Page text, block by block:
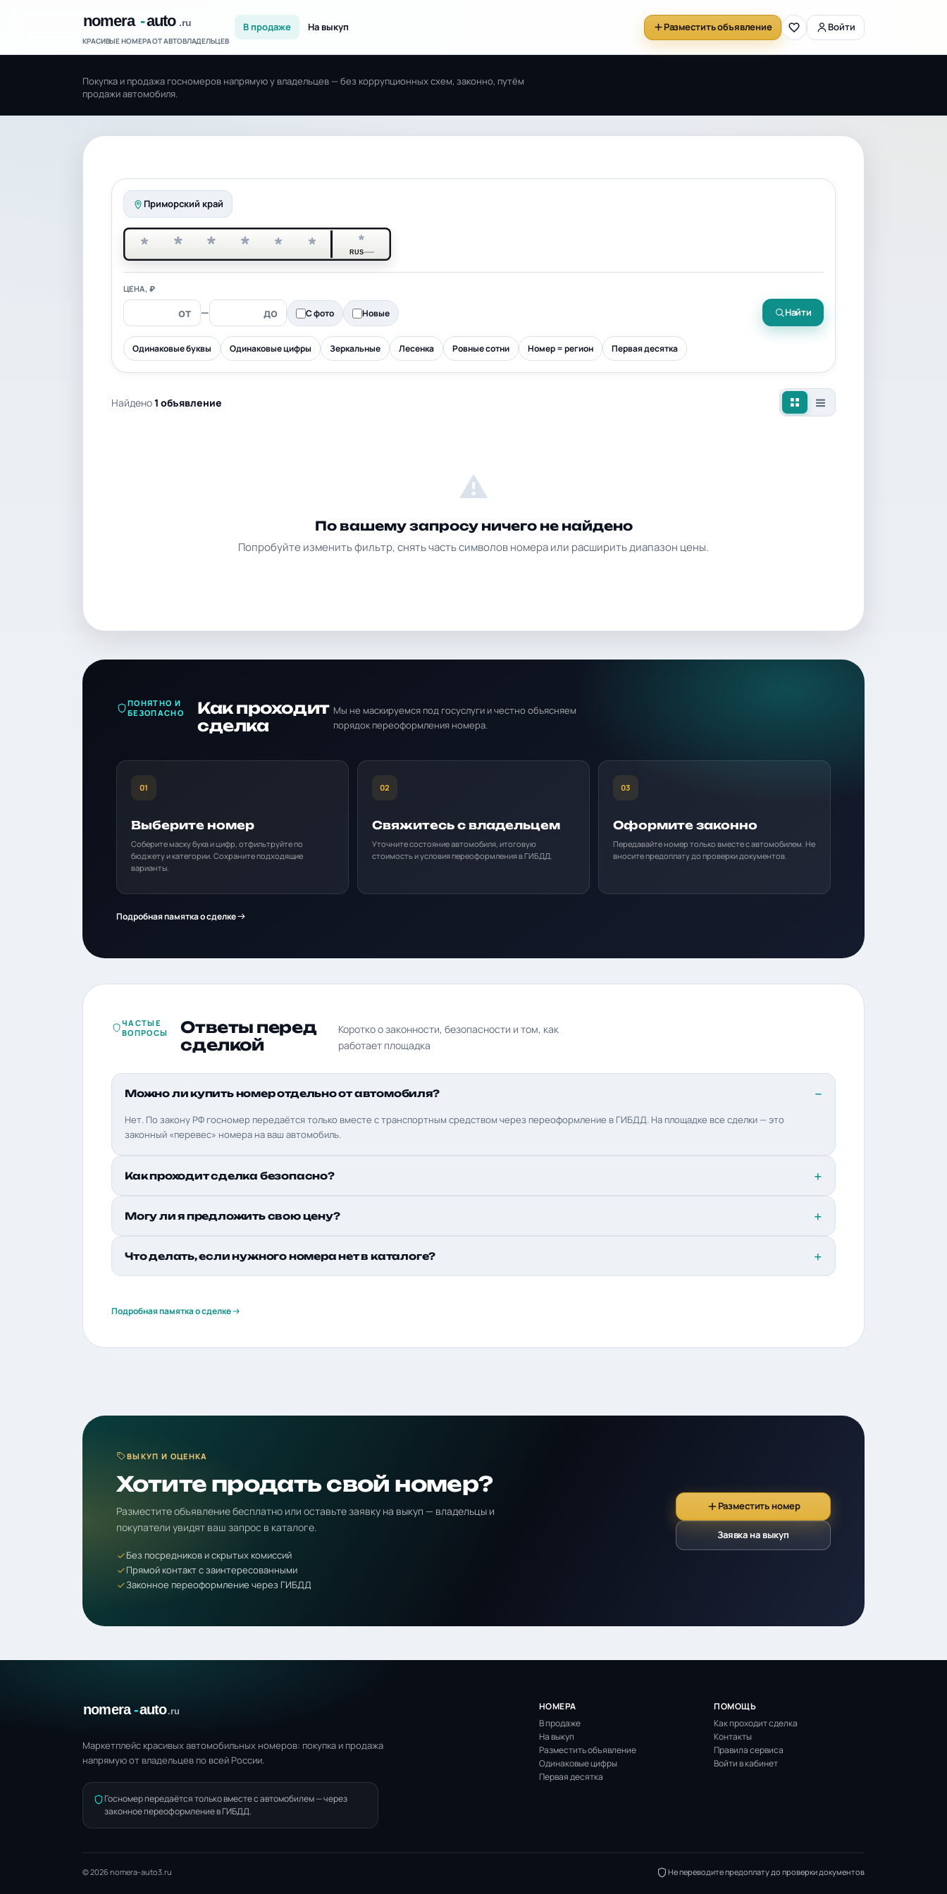
КРАСИВЫЕ НОМЕРА ОТ АВТОВЛАДЕЛЬЦЕВ
В продаже На выкуп Разместить объявление Войти
Покупка и продажа госномеров напрямую у владельцев — без коррупционных схем, законно, путём
продажи автомобиля.
Приморский край
* * * * * * *
RUS
ЦЕНА, ₽
— С фото Новые Найти
Одинаковые буквы Одинаковые цифры Зеркальные Лесенка Ровные сотни Номер = регион Первая десятка
Найдено1 объявление
⚠
По вашему запросу ничего не найдено
Попробуйте изменить фильтр, снять часть символов номера или расширить диапазон цены.
ПОНЯТНО И
БЕЗОПАСНО
Как проходит
сделка
Мы не маскируемся под госуслуги и честно объясняем
порядок переоформления номера.
01
Выберите номер
Соберите маску букв и цифр, отфильтруйте по
бюджету и категории. Сохраните подходящие
варианты.
02
Свяжитесь с владельцем
Уточните состояние автомобиля, итоговую
стоимость и условия переоформления в ГИБДД.
03
Оформите законно
Передавайте номер только вместе с автомобилем. Не
вносите предоплату до проверки документов.
Подробная памятка о сделке
ЧАСТЫЕ
ВОПРОСЫ
Ответы перед
сделкой
Коротко о законности, безопасности и том, как
работает площадка
Можно ли купить номер отдельно от автомобиля?
Нет. По закону РФ госномер передаётся только вместе с транспортным средством через переоформление в ГИБДД. На площадке все сделки — это
законный «перевес» номера на ваш автомобиль.
Как проходит сделка безопасно?
Могу ли я предложить свою цену?
Что делать, если нужного номера нет в каталоге?
Подробная памятка о сделке
ВЫКУП И ОЦЕНКА
Хотите продать свой номер?
Разместите объявление бесплатно или оставьте заявку на выкуп — владельцы и
покупатели увидят ваш запрос в каталоге.
Без посредников и скрытых комиссий
Прямой контакт с заинтересованными
Законное переоформление через ГИБДД
Разместить номер
Заявка на выкуп
Маркетплейс красивых автомобильных номеров: покупка и продажа
напрямую от владельцев по всей России.
Госномер передаётся только вместе с автомобилем — через
законное переоформление в ГИБДД.
НОМЕРА
В продаже
На выкуп
Разместить объявление
Одинаковые цифры
Первая десятка
ПОМОЩЬ
Как проходит сделка
Контакты
Правила сервиса
Войти в кабинет
© 2026 nomera-auto3.ru Не переводите предоплату до проверки документов